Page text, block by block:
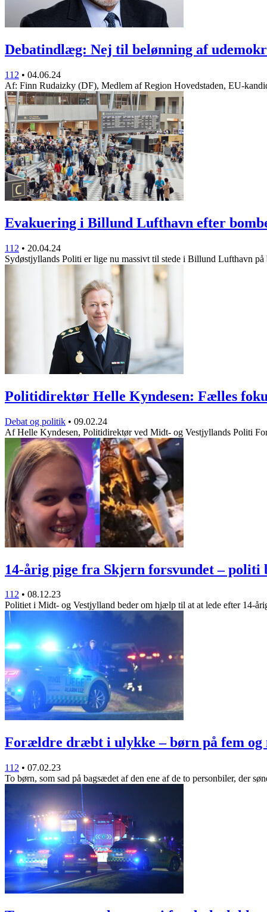
Debatindlæg: Nej til belønning af
112 • 04.06.24
Af: Finn Rudaizky (DF), Medlem af Region Hovedstaden, EU-
Evakuering i Billund Lufthavn efter
112 • 20.04.24
Sydøstjyllands Politi er lige nu massivt til stede i Billund Lufthavn
Politidirektør Helle Kyndesen: Fælles
Debat og politik • 09.02.24
Af Helle Kyndesen, Politidirektør ved Midt- og Vestjyllands Politi
14-årig pige fra Skjern forsvundet –
112 • 08.12.23
Politiet i Midt- og Vestjylland beder om hjælp til at at lede efter 14-
Forældre dræbt i ulykke – børn på fem
112 • 07.02.23
To børn, som sad på bagsædet af den ene af de to personbiler, der